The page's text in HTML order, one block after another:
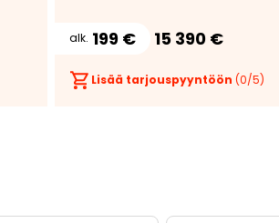
alk. 199 € 15 390 €
Lisää tarjouspyyntöön (0/5)